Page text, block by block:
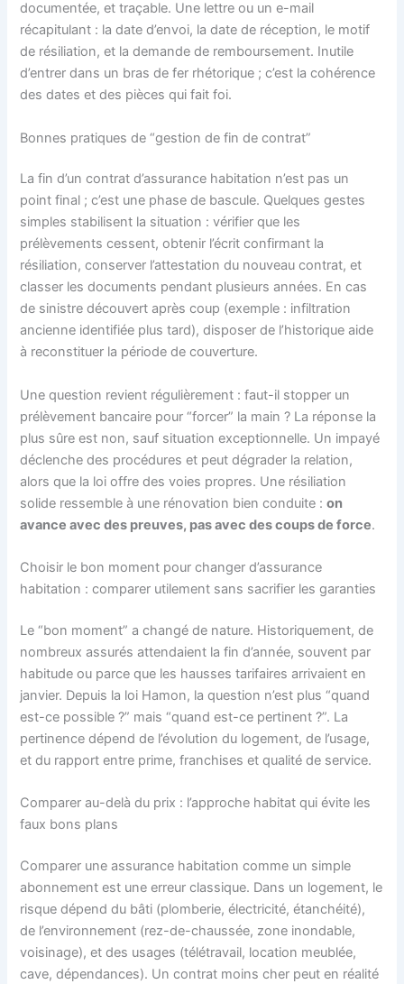
documentée, et traçable. Une lettre ou un e-mail
récapitulant : la date d’envoi, la date de réception, le motif
de résiliation, et la demande de remboursement. Inutile
d’entrer dans un bras de fer rhétorique ; c’est la cohérence
des dates et des pièces qui fait foi.
Bonnes pratiques de “gestion de fin de contrat”
La fin d’un contrat d’assurance habitation n’est pas un
point final ; c’est une phase de bascule. Quelques gestes
simples stabilisent la situation : vérifier que les
prélèvements cessent, obtenir l’écrit confirmant la
résiliation, conserver l’attestation du nouveau contrat, et
classer les documents pendant plusieurs années. En cas
de sinistre découvert après coup (exemple : infiltration
ancienne identifiée plus tard), disposer de l’historique aide
à reconstituer la période de couverture.
Une question revient régulièrement : faut-il stopper un
prélèvement bancaire pour “forcer” la main ? La réponse la
plus sûre est non, sauf situation exceptionnelle. Un impayé
déclenche des procédures et peut dégrader la relation,
alors que la loi offre des voies propres. Une résiliation
solide ressemble à une rénovation bien conduite :on
avance avec des preuves, pas avec des coups de force.
Choisir le bon moment pour changer d’assurance
habitation : comparer utilement sans sacrifier les garanties
Le “bon moment” a changé de nature. Historiquement, de
nombreux assurés attendaient la fin d’année, souvent par
habitude ou parce que les hausses tarifaires arrivaient en
janvier. Depuis la loi Hamon, la question n’est plus “quand
est-ce possible ?” mais “quand est-ce pertinent ?”. La
pertinence dépend de l’évolution du logement, de l’usage,
et du rapport entre prime, franchises et qualité de service.
Comparer au-delà du prix : l’approche habitat qui évite les
faux bons plans
Comparer une assurance habitation comme un simple
abonnement est une erreur classique. Dans un logement, le
risque dépend du bâti (plomberie, électricité, étanchéité),
de l’environnement (rez-de-chaussée, zone inondable,
voisinage), et des usages (télétravail, location meublée,
cave, dépendances). Un contrat moins cher peut en réalité